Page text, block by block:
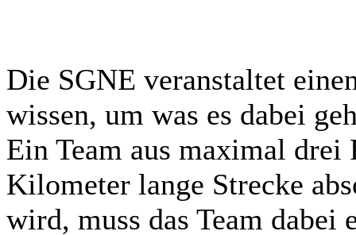
Die SGNE veranstaltet
wissen, um was es dabei
Ein Team aus maximal drei
Kilometer lange Strecke
wird, muss das Team